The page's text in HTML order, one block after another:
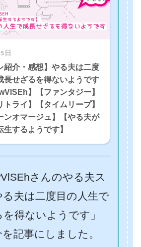
日
紹介・感想】やる夫は二度
長せざるを得ないようです
】【ファンタジー】
トライ】【タイムリープ】
ンオマージュ】【やる夫が
生するようです】
さんのやる夫ス
る夫は二度目の人生で
得ないようです」
記事にしました。